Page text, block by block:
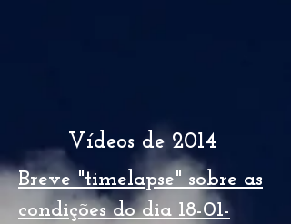
Vídeos de 2014
Breve "timelapse" sobre as
condições do dia 18-01-